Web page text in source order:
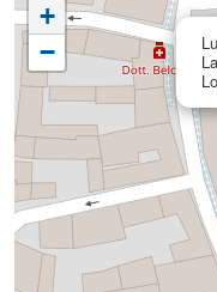
+
−